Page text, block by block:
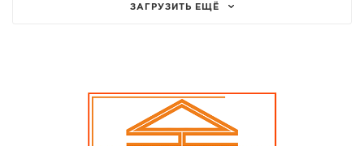
ЗАГРУЗИТЬ ЕЩЁ